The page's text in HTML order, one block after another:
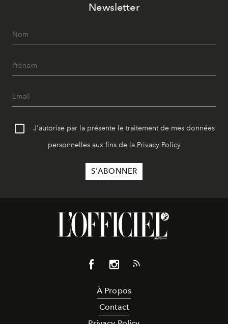
Newsletter
J'autorise par la présente le traitement de mes données
personnelles aux fins de la Privacy Policy
À Propos
Contact